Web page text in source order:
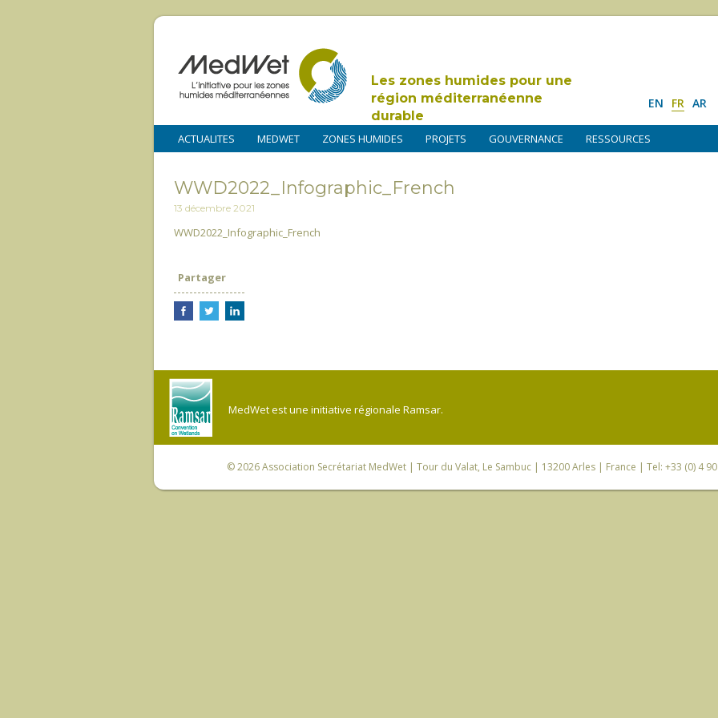
Les zones humides pour une
région méditerranéenne
durable
EN FR AR
ACTUALITES MEDWET ZONES HUMIDES PROJETS GOUVERNANCE RESSOURCES
WWD2022_Infographic_French
13 décembre 2021
WWD2022_Infographic_French
Partager
MedWet est une initiative régionale Ramsar.
© 2026Association Secrétariat MedWet | Tour du Valat, Le Sambuc | 13200 Arles | France | Tel: +33 (0) 4